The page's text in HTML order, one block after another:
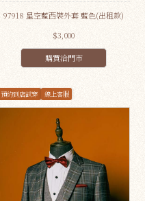
97918 星空藍西裝外套 藍色(出租款)
$3,000
購買洽門市
預約到店試穿 線上客服